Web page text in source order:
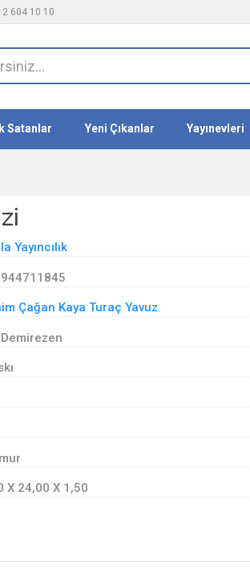
604 10 10
Satanlar Yeni Çıkanlar Yayınevleri
Yayıncılık
Çağan Kaya Turaç Yavuz
X 24,00 X 1,50